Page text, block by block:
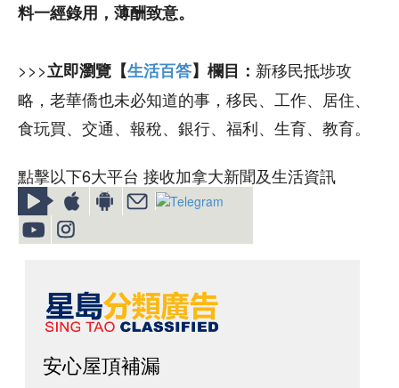
料一經錄用，薄酬致意。
>>>立即瀏覽【生活百答】欄目： 新移民抵埗攻
略，老華僑也未必知道的事，移民、工作、居住、
食玩買、交通、報稅、銀行、福利、生育、教育。
點擊以下6大平台 接收加拿大新聞及生活資訊